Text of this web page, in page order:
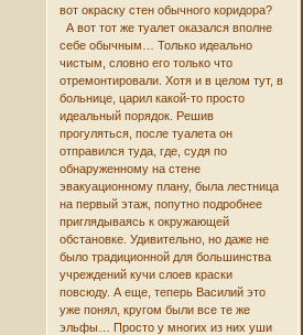
вот окраску стен обычного коридора?
А вот тот же туалет оказался вполне
себе обычным… Только идеально
чистым, словно его только что
отремонтировали. Хотя и в целом тут, в
больнице, царил какой-то просто
идеальный порядок. Решив
прогуляться, после туалета он
отправился туда, где, судя по
обнаруженному на стене
эвакуационному плану, была лестница
на первый этаж, попутно подробнее
приглядываясь к окружающей
обстановке. Удивительно, но даже не
было традиционной для большинства
учреждений кучи слоев краски
повсюду. А еще, теперь Василий это
уже понял, кругом были все те же
эльфы… Просто у многих из них уши